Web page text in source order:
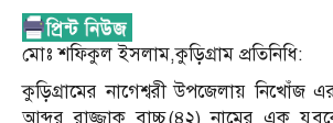
মোঃ শফিকুল ইসলাম,কুড়িগ্রাম প্রতিনিধি:
কুড়িগ্রামের নাগেশ্বরী উপজেলায় নিখোঁজ
আব্দুর রাজ্জাক বাচ্চু(৪২) নামের এক